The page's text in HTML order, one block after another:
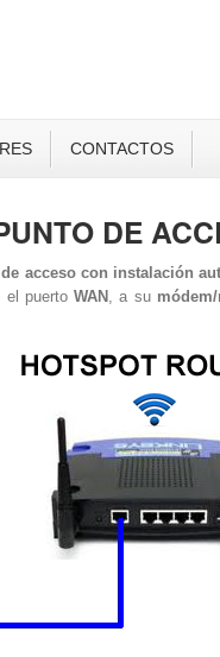
CONTACTOS
DE
acceso con instalación
el puertoWAN , a su